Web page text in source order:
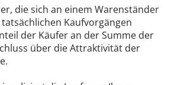
die sich an einem Warenständer
Kaufvorgängen
der Käufer an der Summe der
über die Attraktivität der